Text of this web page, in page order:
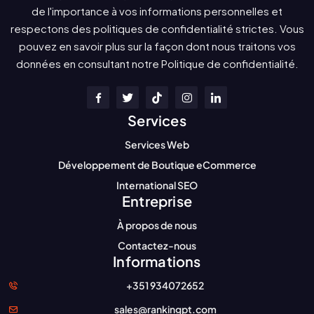
de l'importance à vos informations personnelles et
respectons des politiques de confidentialité strictes. Vous
pouvez en savoir plus sur la façon dont nous traitons vos
données en consultant notre Politique de confidentialité.
Services
Services Web
Développement de Boutique eCommerce
International SEO
Entreprise
À propos de nous
Contactez-nous
Informations
+351 934072652
sales@rankingpt.com